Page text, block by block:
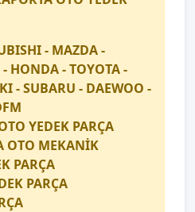
- MAZDA -
HONDA - TOYOTA -
- SUBARU - DAEWOO -
YEDEK PARÇA
OTO MEKANİK
PARÇA
PARÇA